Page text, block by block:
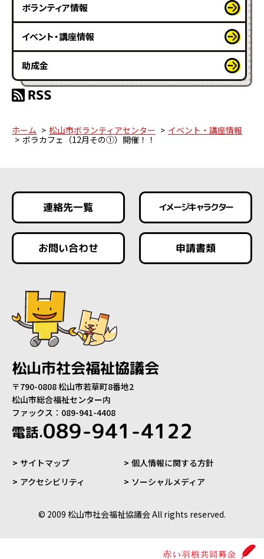
ボランティア情報
イベント・講座情報
助成金
ホーム 松山市ボランティアセンター
イベント・講座情報
ボラカフェ（12月その①）開催！！
連絡先一覧 イメージキャラクター
お問い合わせ 申請書類
松山市社会福祉協議会
〒790-0808 松山市若草町8番地2
松山市総合福祉センター内
ファックス：089-941-4408
電話.089-941-4122
サイトマップ
個人情報に関する方針
アクセシビリティ
ソーシャルメディア
© 2009 松山市社会福祉協議会 All rights reserved.